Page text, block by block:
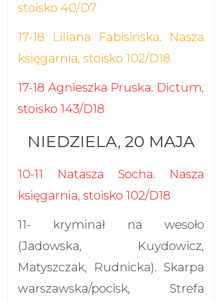
stoisko 40/D7
17-18 Liliana Fabisińska. Nasza
księgarnia, stoisko 102/D18
17-18 Agnieszka Pruska. Dictum,
stoisko 143/D18
NIEDZIELA, 20 MAJA
10-11 Natasza Socha. Nasza
księgarnia, stoisko 102/D18
11- kryminał na wesoło
(Jadowska, Kuydowicz,
Matyszczak, Rudnicka). Skarpa
warszawska/pocisk, Strefa